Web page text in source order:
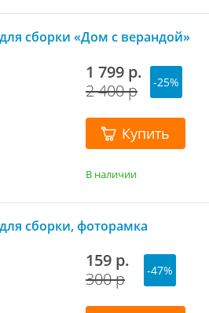
сборки «Дом с верандой»
1 799 р.
2 400 р
-25%
Купить
В наличии
сборки, фоторамка
159 р.
300 р
-47%